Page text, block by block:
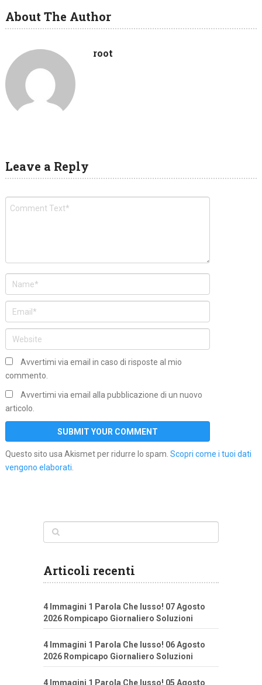
About The Author
root
Leave a Reply
Avvertimi via email in caso di risposte al mio
commento.
Avvertimi via email alla pubblicazione di un nuovo
articolo.
Questo sito usa Akismet per ridurre lo spam. Scopri come i tuoi dati
vengono elaborati.
Articoli recenti
4 Immagini 1 Parola Che lusso! 07 Agosto
2026 Rompicapo Giornaliero Soluzioni
4 Immagini 1 Parola Che lusso! 06 Agosto
2026 Rompicapo Giornaliero Soluzioni
4 Immagini 1 Parola Che lusso! 05 Agosto